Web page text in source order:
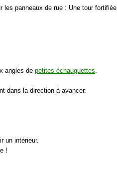
panneaux de rue : Une tour fortifiée.
angles depetites échauguettes.
dans la direction à avancer.
un intérieur.
!